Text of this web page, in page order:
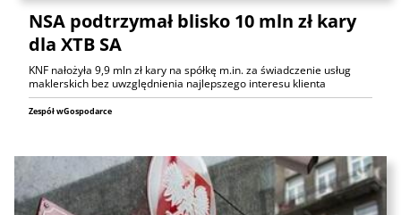
NSA podtrzymał blisko 10 mln zł kary
dla XTB SA
KNF nałożyła 9,9 mln zł kary na spółkę m.in. za świadczenie usług
maklerskich bez uwzględnienia najlepszego interesu klienta
Zespół wGospodarce